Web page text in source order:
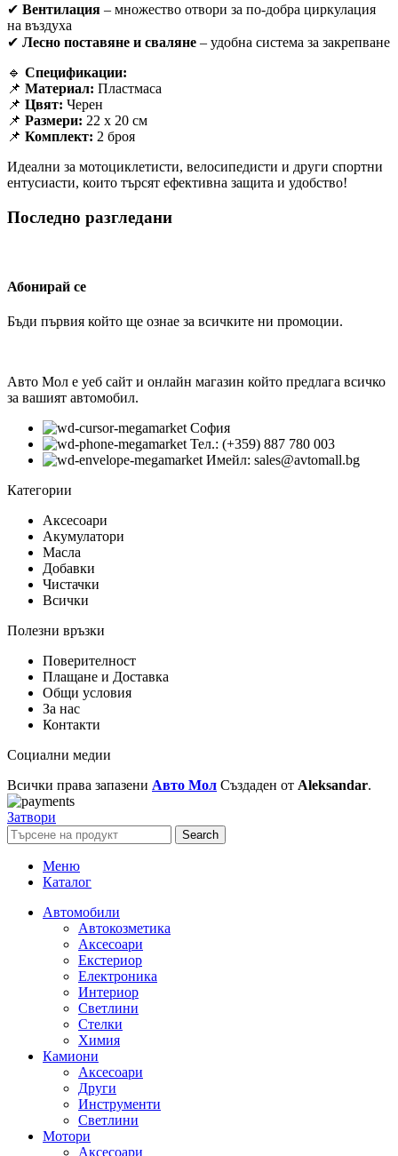
✔ Вентилация – множество отвори за по-добра циркулация
на въздуха
✔ Лесно поставяне и сваляне – удобна система за закрепване
🔹 Спецификации:
📌 Материал: Пластмаса
📌 Цвят: Черен
📌 Размери: 22 х 20 см
📌 Комплект: 2 броя
Идеални за мотоциклетисти, велосипедисти и други спортни
ентусиасти, които търсят ефективна защита и удобство!
Последно разгледани
Абонирай се
Бъди първия който ще ознае за всичките ни промоции.
Авто Мол е уеб сайт и онлайн магазин който предлага всичко
за вашият автомобил.
София
Тел.: (+359) 887 780 003
Имейл: sales@avtomall.bg
Категории
Аксесоари
Акумулатори
Масла
Добавки
Чистачки
Всички
Полезни връзки
Поверителност
Плащане и Доставка
Общи условия
За нас
Контакти
Социални медии
Всички права запазени Авто Мол Създаден от Aleksandar.
Затвори
Search
Меню
Каталог
Автомобили
Автокозметика
Аксесоари
Екстериор
Електроника
Интериор
Светлини
Стелки
Химия
Камиони
Аксесоари
Други
Инструменти
Светлини
Мотори
Аксесоари